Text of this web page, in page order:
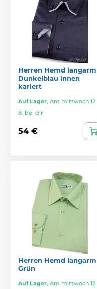
Herren Hemd langarm
Dunkelblau innen
kariert
Auf Lager, Am mittwoch 12.
8. bei dir
54 €
Herren Hemd langarm
Grün
Auf Lager, Am mittwoch 12.